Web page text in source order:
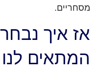
מסחריים.
אז איך
המתאים